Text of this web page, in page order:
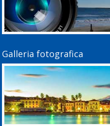
Galleria fotografica